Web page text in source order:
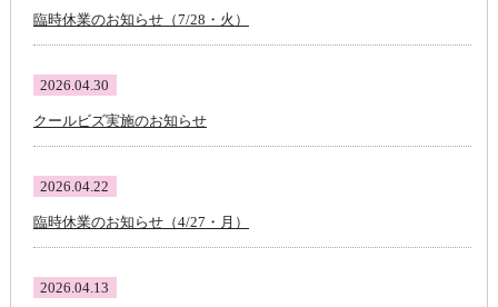
臨時休業のお知らせ（7/28・火）
2026.04.30
クールビズ実施のお知らせ
2026.04.22
臨時休業のお知らせ（4/27・月）
2026.04.13